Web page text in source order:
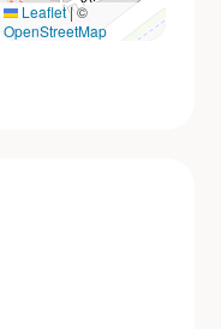
Leaflet|©
OpenStreetMap